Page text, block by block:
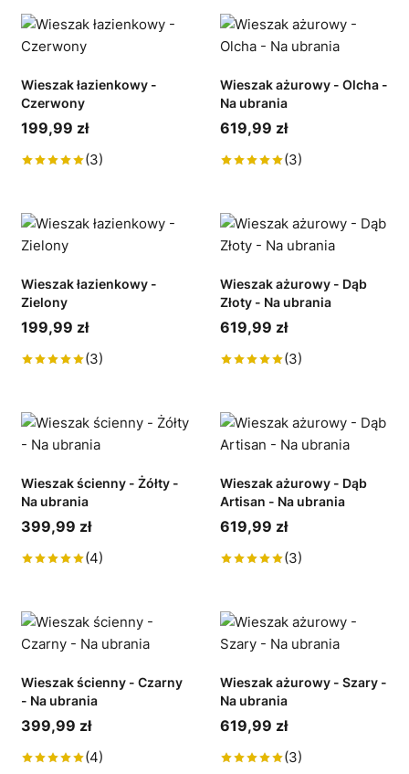
Wieszak łazienkowy -
Czerwony
199,99 zł
(3)
Wieszak ażurowy - Olcha -
Na ubrania
619,99 zł
(3)
Wieszak łazienkowy -
Zielony
199,99 zł
(3)
Wieszak ażurowy - Dąb
Złoty - Na ubrania
619,99 zł
(3)
Wieszak ścienny - Żółty -
Na ubrania
399,99 zł
(4)
Wieszak ażurowy - Dąb
Artisan - Na ubrania
619,99 zł
(3)
Wieszak ścienny - Czarny
- Na ubrania
399,99 zł
(4)
Wieszak ażurowy - Szary -
Na ubrania
619,99 zł
(3)